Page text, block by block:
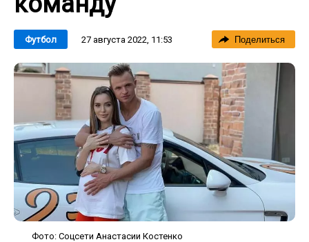
Футбол 27 августа 2022, 11:53 Поделиться
Фото: Соцсети Анастасии Костенко